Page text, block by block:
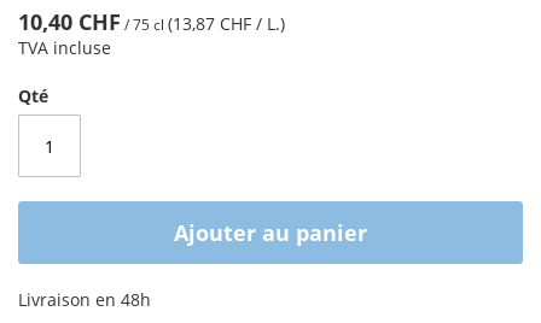
10,40 CHF /75 cl (13,87 CHF / L.)
TVA incluse
Qté
Ajouter au panier
Livraison en 48h